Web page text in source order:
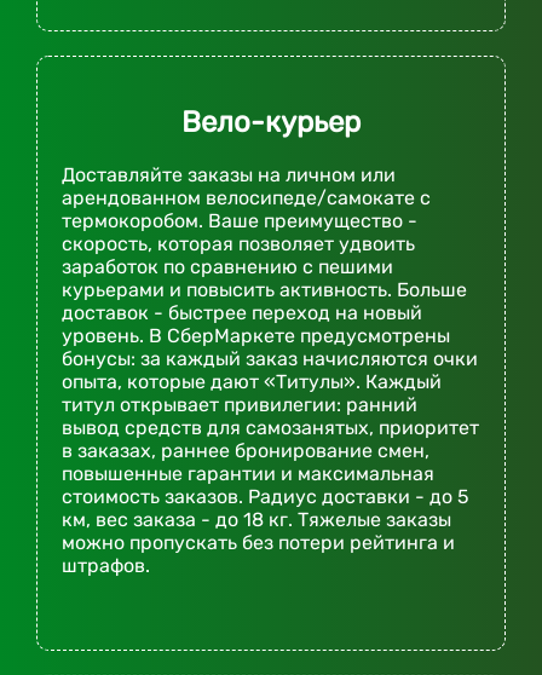
Вело-курьер
Доставляйте заказы на личном или
арендованном велосипеде/самокате с
термокоробом. Ваше преимущество -
скорость, которая позволяет удвоить
заработок по сравнению с пешими
курьерами и повысить активность. Больше
доставок - быстрее переход на новый
уровень. В СберМаркете предусмотрены
бонусы: за каждый заказ начисляются очки
опыта, которые дают «Титулы». Каждый
титул открывает привилегии: ранний
вывод средств для самозанятых, приоритет
в заказах, раннее бронирование смен,
повышенные гарантии и максимальная
стоимость заказов. Радиус доставки - до 5
км, вес заказа - до 18 кг. Тяжелые заказы
можно пропускать без потери рейтинга и
штрафов.